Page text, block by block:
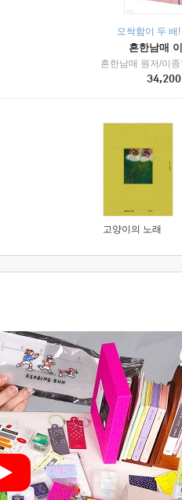
오싹함이 두 배
흔한남매
34,200
고양이의 노래